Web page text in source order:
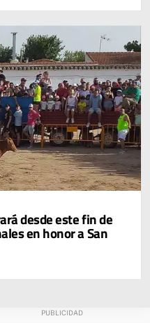
desde este fin de
en honor a San